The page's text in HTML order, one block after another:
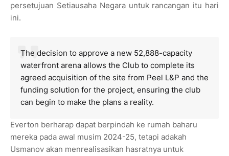
persetujuan Setiausaha Negara untuk rancangan itu hari
ini.
The decision to approve a new 52,888-capacity
waterfront arena allows the Club to complete its
agreed acquisition of the site from Peel L&P and the
funding solution for the project, ensuring the club
can begin to make the plans a reality.
Everton berharap dapat berpindah ke rumah baharu
mereka pada awal musim 2024-25, tetapi adakah
Usmanov akan menrealisasikan hasratnya untuk